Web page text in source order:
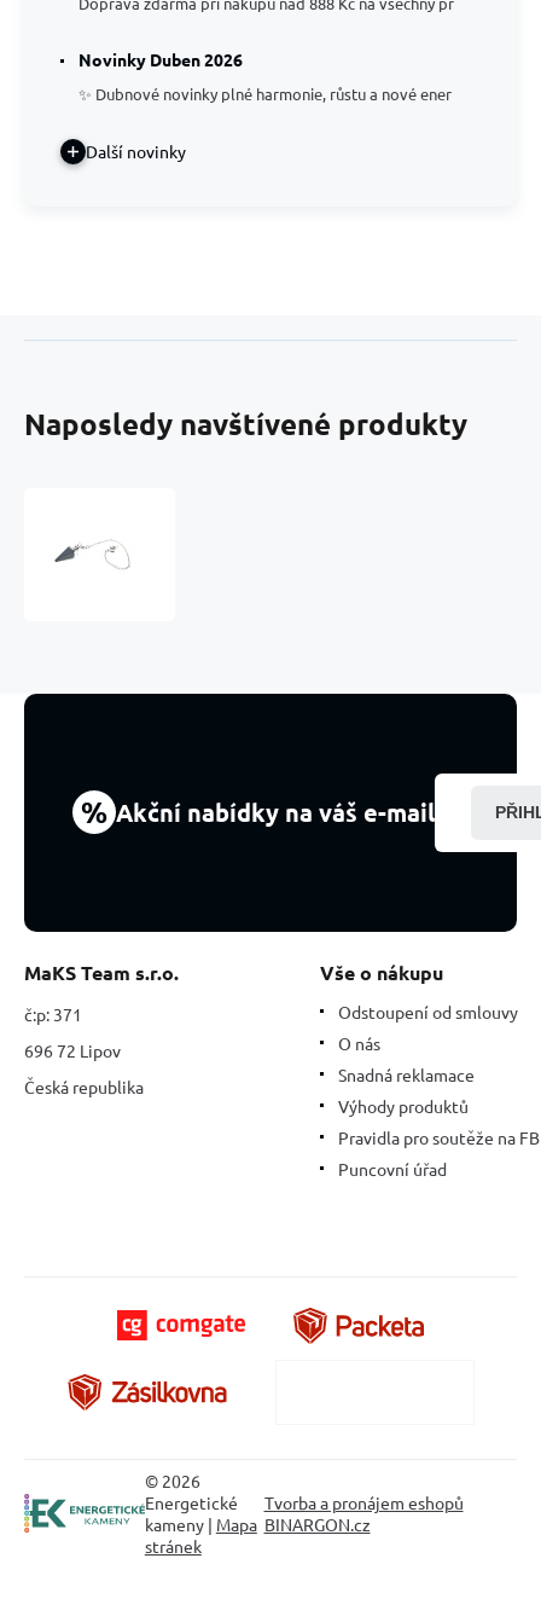
Novinky Duben 2026
✨ Dubnové novinky plné harmonie, růstu a nové ener
Další novinky
Naposledy navštívené produkty
+
18
cm,
% Akční nabídky na váš e-mail
MaKS Team s.r.o.
č:p: 371
696 72 Lipov
Česká republika
Vše o nákupu
Odstoupení od smlouvy
O nás
Snadná reklamace
Výhody produktů
Pravidla pro soutěže na FB
Puncovní úřad
© 2026
Energetické
kameny | Mapa
stránek
Tvorba a pronájem eshopů
BINARGON.cz